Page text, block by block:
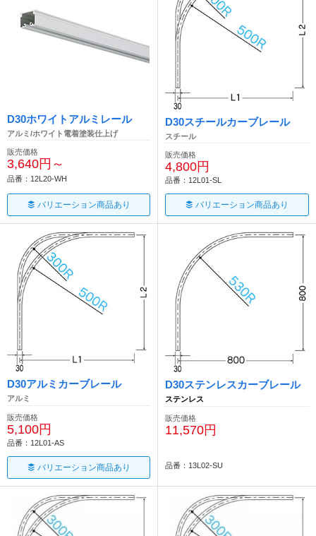
D30ホワイトアルミレール
アルミ/ホワイト電着塗装仕上げ
販売価格
3,640円～
品番：12L20-WH
バリエーション商品あり
D30スチールカーブレール
スチール
販売価格
4,800円
品番：12L01-SL
バリエーション商品あり
D30アルミカーブレール
アルミ
販売価格
5,100円
品番：12L01-AS
バリエーション商品あり
D30ステンレスカーブレール
ステンレス
販売価格
11,570円
品番：13L02-SU